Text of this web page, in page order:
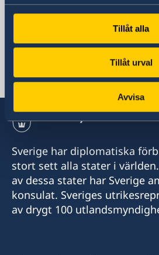
Tillåt alla
Tillåt urval
Avvisa
Sveriges ambassad
Litauen, Vilnius
Sverige har diplomatiska
stort sett alla stater i
av dessa stater har Sverige
konsulat. Sveriges
av drygt 100